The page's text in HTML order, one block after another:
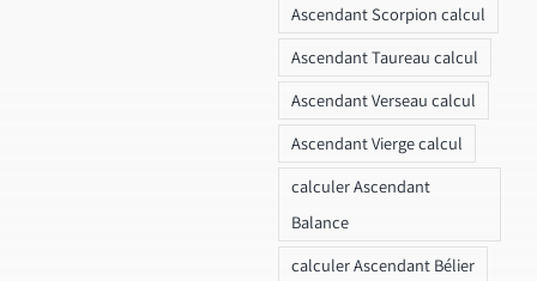
Ascendant Scorpion calcul
Ascendant Taureau calcul
Ascendant Verseau calcul
Ascendant Vierge calcul
calculer Ascendant
Balance
calculer Ascendant Bélier